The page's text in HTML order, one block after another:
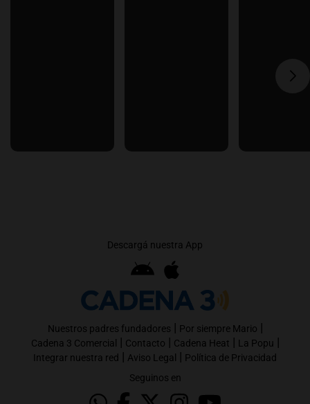
Descargá nuestra App
Nuestros padres fundadores | Por siempre Mario |
Cadena 3 Comercial | Contacto | Cadena Heat | La Popu |
Integrar nuestra red | Aviso Legal | Política de Privacidad
Seguinos en